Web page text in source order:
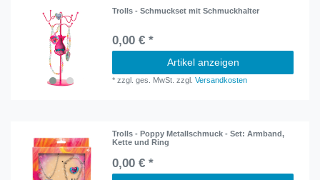
Trolls - Schmuckset mit Schmuckhalter
0,00 € *
Artikel anzeigen
*zzgl. ges. MwSt. zzgl.Versandkosten
Trolls - Poppy Metallschmuck - Set: Armband,
Kette und Ring
0,00 € *